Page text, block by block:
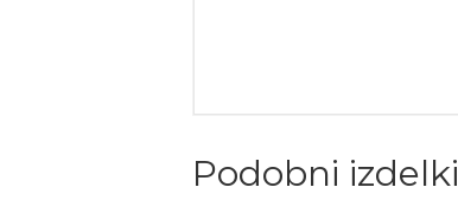
Podobni izdelki